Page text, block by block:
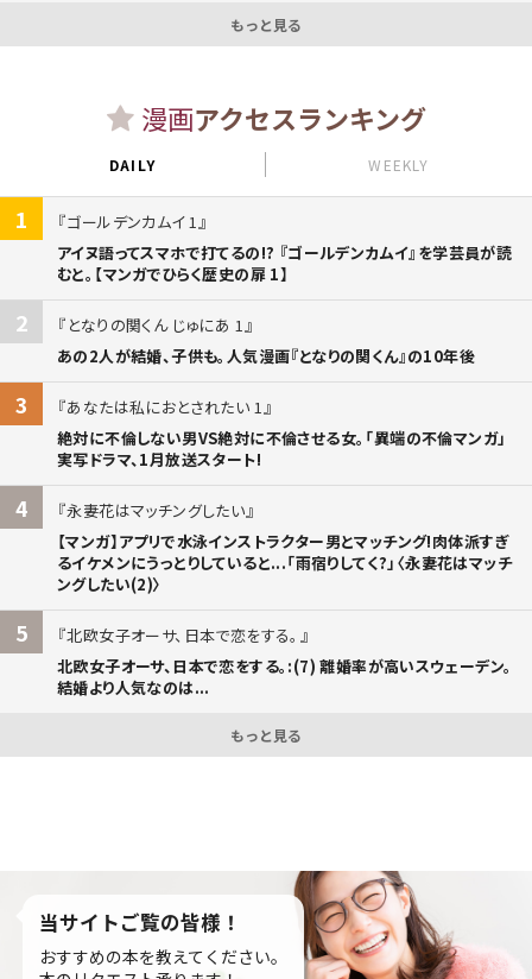
もっと見る
漫画アクセスランキング
DAILY WEEKLY
1
ゴールデンカムイ 1
アイヌ語ってスマホで打てるの!? 『ゴールデンカムイ』を学芸員が読
むと。【マンガでひらく歴史の扉 1】
2
となりの関くん じゅにあ 1
あの2人が結婚、子供も。人気漫画『となりの関くん』の10年後
3
あなたは私におとされたい 1
絶対に不倫しない男VS絶対に不倫させる女。「異端の不倫マンガ」
実写ドラマ、1月放送スタート!
4
永妻花はマッチングしたい
【マンガ】アプリで水泳インストラクター男とマッチング!肉体派すぎ
るイケメンにうっとりしていると...「雨宿りしてく?」〈永妻花はマッチ
ングしたい(2)〉
5
北欧女子オーサ、日本で恋をする。
北欧女子オーサ、日本で恋をする。:(7) 離婚率が高いスウェーデン。
結婚より人気なのは...
もっと見る
当サイトご覧の皆様！
おすすめの本を教えてください。